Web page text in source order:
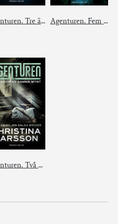
Agenturen. Tre är en för mycket Agenturen. Fem järn i elden
Agenturen. Två sidor av samma mynt